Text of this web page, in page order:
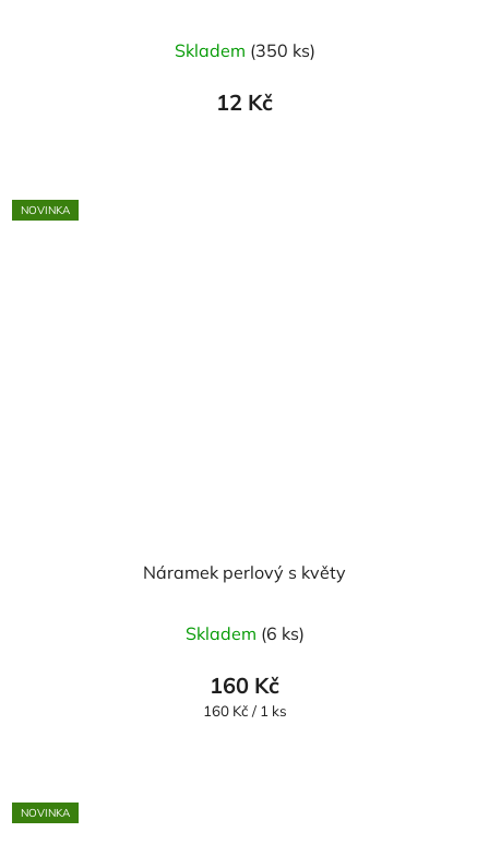
Skladem (350 ks)
12 Kč
NOVINKA
Náramek perlový s květy
Skladem (6 ks)
160 Kč
Měrná
160 Kč / 1 ks
NOVINKA